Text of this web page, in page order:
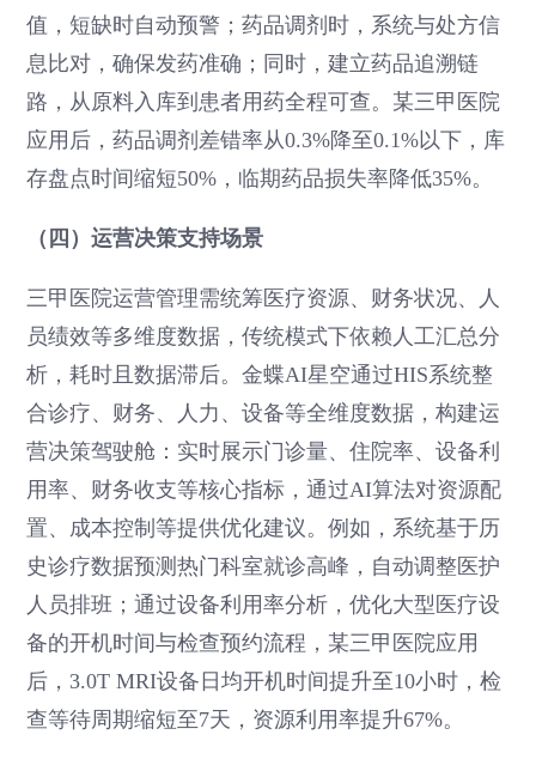
值，短缺时自动预警；药品调剂时，系统与处方信
息比对，确保发药准确；同时，建立药品追溯链
路，从原料入库到患者用药全程可查。某三甲医院
应用后，药品调剂差错率从0.3%降至0.1%以下，库
存盘点时间缩短50%，临期药品损失率降低35%。
（四）运营决策支持场景
三甲医院运营管理需统筹医疗资源、财务状况、人
员绩效等多维度数据，传统模式下依赖人工汇总分
析，耗时且数据滞后。金蝶AI星空通过HIS系统整
合诊疗、财务、人力、设备等全维度数据，构建运
营决策驾驶舱：实时展示门诊量、住院率、设备利
用率、财务收支等核心指标，通过AI算法对资源配
置、成本控制等提供优化建议。例如，系统基于历
史诊疗数据预测热门科室就诊高峰，自动调整医护
人员排班；通过设备利用率分析，优化大型医疗设
备的开机时间与检查预约流程，某三甲医院应用
后，3.0T MRI设备日均开机时间提升至10小时，检
查等待周期缩短至7天，资源利用率提升67%。